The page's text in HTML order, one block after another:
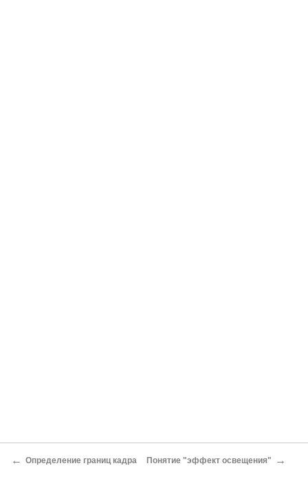
← Определение границ кадра Понятие "эффект освещения" →